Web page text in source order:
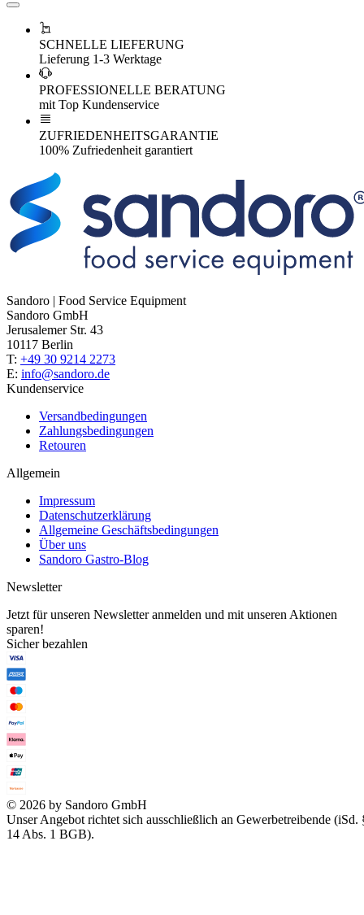
SCHNELLE LIEFERUNG
Lieferung 1-3 Werktage
PROFESSIONELLE BERATUNG
mit Top Kundenservice
ZUFRIEDENHEITSGARANTIE
100% Zufriedenheit garantiert
Sandoro | Food Service Equipment
Sandoro GmbH
Jerusalemer Str. 43
10117 Berlin
T: +49 30 9214 2273
E: info@sandoro.de
Kundenservice
Versandbedingungen
Zahlungsbedingungen
Retouren
Allgemein
Impressum
Datenschutzerklärung
Allgemeine Geschäftsbedingungen
Über uns
Sandoro Gastro-Blog
Newsletter
Jetzt für unseren Newsletter anmelden und mit unseren Aktionen
sparen!
Sicher bezahlen
© 2026 by Sandoro GmbH
Unser Angebot richtet sich ausschließlich an Gewerbetreibende (iSd.
14 Abs. 1 BGB).